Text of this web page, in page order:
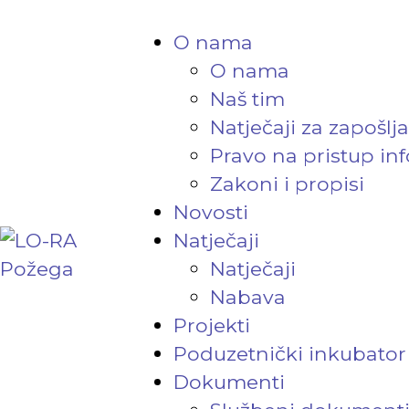
O nama
O nama
Naš tim
Natječaji za
Pravo na pristup
Zakoni i propisi
Novosti
Natječaji
Natječaji
Nabava
Projekti
Poduzetnički inkubator
Dokumenti